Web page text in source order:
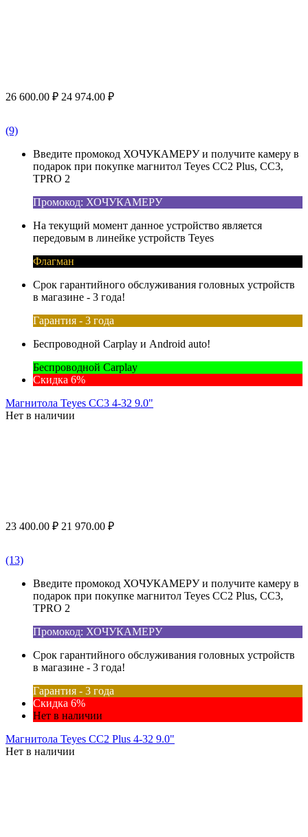
26 600.00 ₽ 24 974.00 ₽
(9)
Введите промокод ХОЧУКАМЕРУ и получите камеру в
подарок при покупке магнитол Teyes CC2 Plus, CC3,
TPRO 2
Промокод: ХОЧУКАМЕРУ
На текущий момент данное устройство является
передовым в линейке устройств Teyes
Флагман
Срок гарантийного обслуживания головных устройств
в магазине - 3 года!
Гарантия - 3 года
Беспроводной Carplay и Android auto!
Беспроводной Carplay
Скидка 6%
Магнитола Teyes CC3 4-32 9.0"
Нет в наличии
23 400.00 ₽ 21 970.00 ₽
(13)
Введите промокод ХОЧУКАМЕРУ и получите камеру в
подарок при покупке магнитол Teyes CC2 Plus, CC3,
TPRO 2
Промокод: ХОЧУКАМЕРУ
Срок гарантийного обслуживания головных устройств
в магазине - 3 года!
Гарантия - 3 года
Скидка 6%
Нет в наличии
Магнитола Teyes CC2 Plus 4-32 9.0"
Нет в наличии